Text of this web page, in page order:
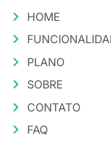
HOME
PLANO
SOBRE
CONTATO
FAQ